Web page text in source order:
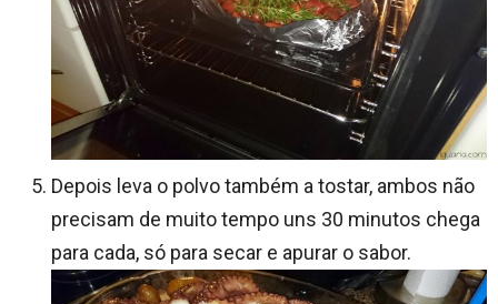
Depois leva o polvo também a tostar, ambos não
precisam de muito tempo uns 30 minutos chega
para cada, só para secar e apurar o sabor.